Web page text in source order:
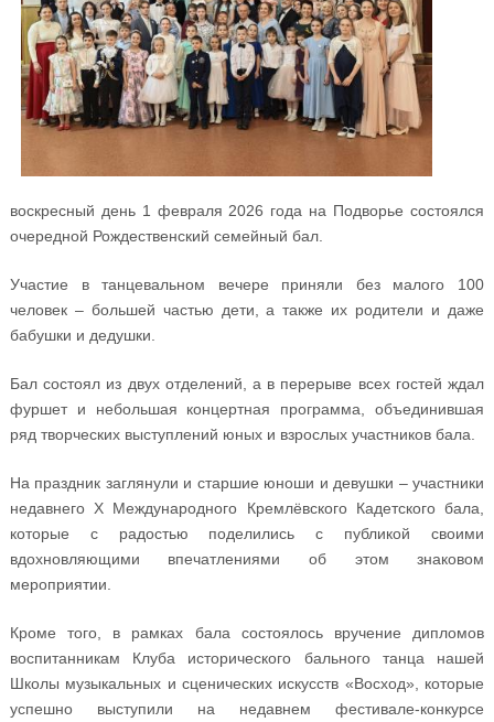
воскресный день 1 февраля 2026 года на Подворье состоялся
очередной Рождественский семейный бал.
Участие в танцевальном вечере приняли без малого 100
человек – большей частью дети, а также их родители и даже
бабушки и дедушки.
Бал состоял из двух отделений, а в перерыве всех гостей ждал
фуршет и небольшая концертная программа, объединившая
ряд творческих выступлений юных и взрослых участников бала.
На праздник заглянули и старшие юноши и девушки – участники
недавнего X Международного Кремлёвского Кадетского бала,
которые с радостью поделились с публикой своими
вдохновляющими впечатлениями об этом знаковом
мероприятии.
Кроме того, в рамках бала состоялось вручение дипломов
воспитанникам Клуба исторического бального танца нашей
Школы музыкальных и сценических искусств «Восход», которые
успешно выступили на недавнем фестивале-конкурсе